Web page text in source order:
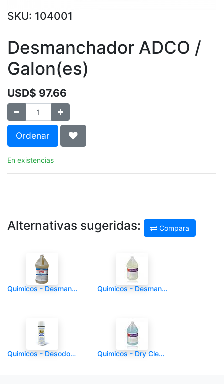
SKU: 104001
Desmanchador ADCO /
Galon(es)
USD$ 97.66
Ordenar
En existencias
Alternativas sugeridas: Compara
Quimicos - Desmanchador - ADCO - Spray Spotter - Galon(es) Quimicos - Desmanchador - ADCO - Super Tan - Galon(es)
Quimicos - Desodorante Spray - EXIT - 11 oz - Und Quimicos - Dry Cleaner - ADCO - Wetspo - Und